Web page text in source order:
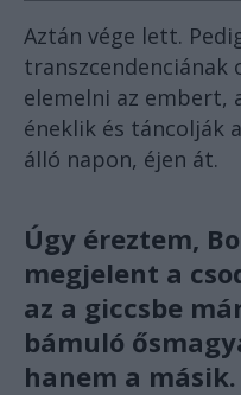
Aztán vége lett.
transzcendenciának
elemelni az embert,
éneklik és táncolják
álló napon, éjen át.
Úgy éreztem,
megjelent a
az a giccsbe
bámuló
hanem a másik.